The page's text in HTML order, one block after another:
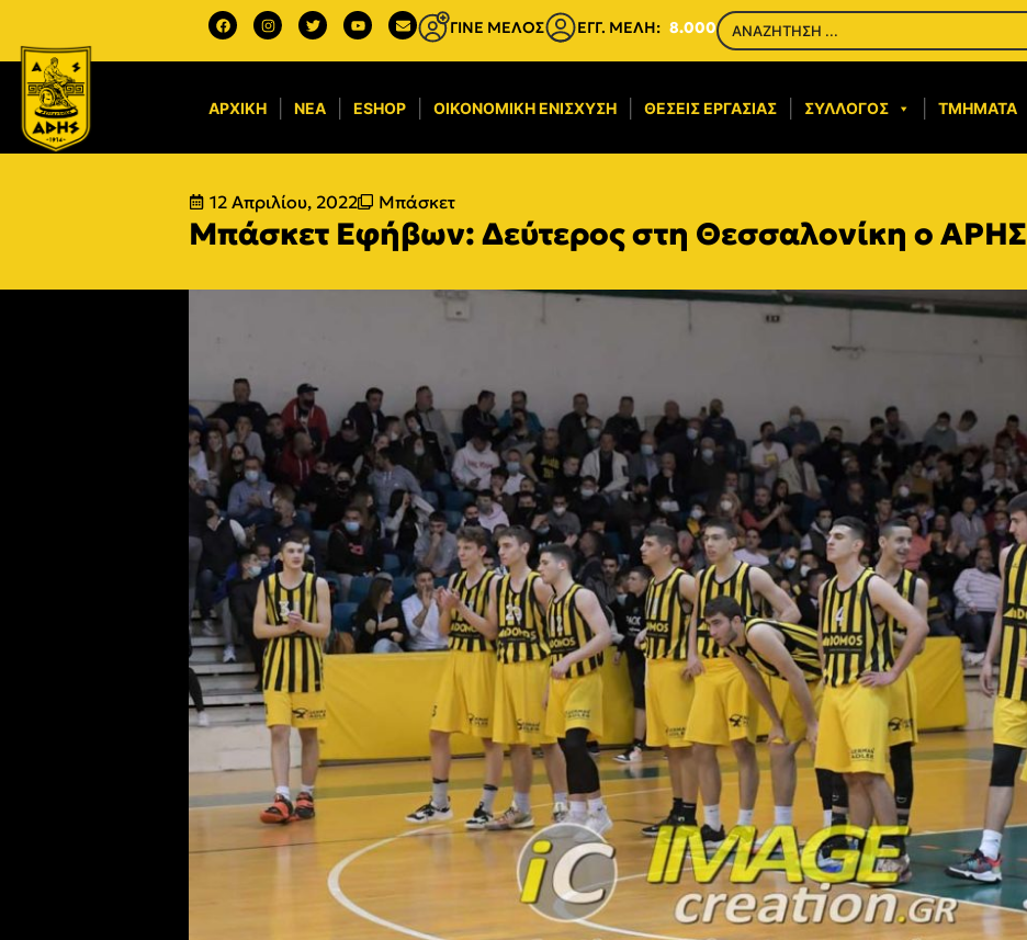
ΓΙΝΕ ΜΕΛΟΣ ΕΓΓ. ΜΕΛΗ: 8.000
ΑΡΧΙΚΉ ΝΈΑ ESHOP ΟΙΚΟΝΟΜΙΚΉ ΕΝΊΣΧΥΣΗ​ ΘΈΣΕΙΣ ΕΡΓΑΣΊΑΣ ΣΎΛΛΟΓΟΣ ΤΜΉΜΑΤΑ
12 Απριλίου, 2022 Μπάσκετ
Μπάσκετ Εφήβων: Δεύτερος στη Θεσσαλονίκη ο ΑΡΗΣ